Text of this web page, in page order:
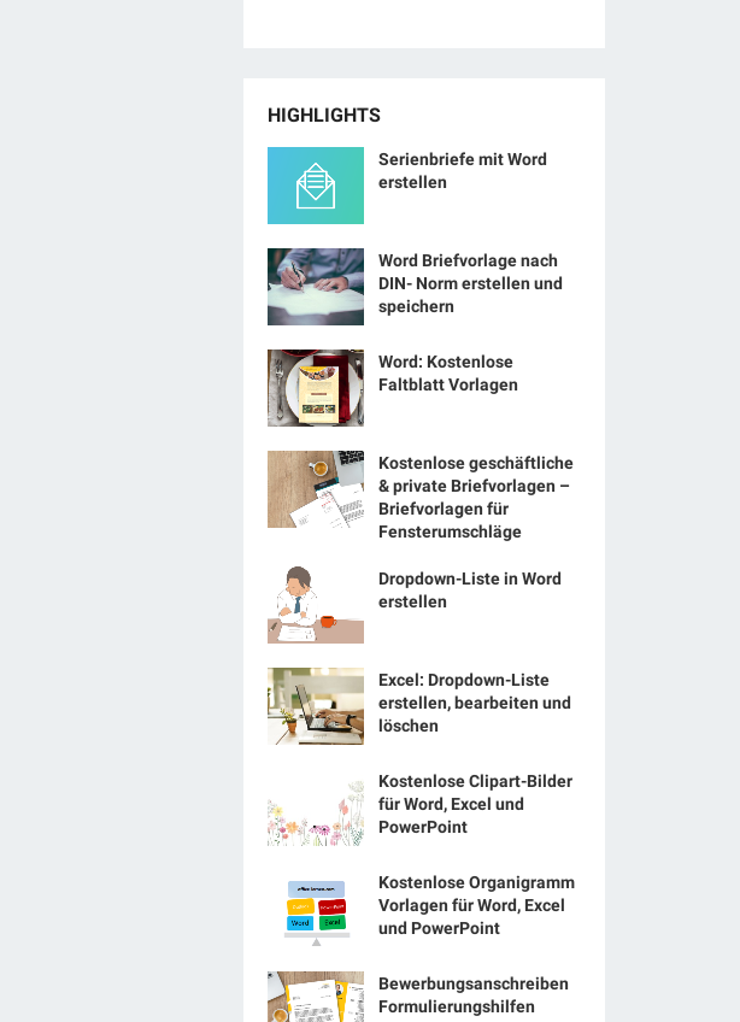
HIGHLIGHTS
Serienbriefe mit Word
erstellen
Word Briefvorlage nach
DIN- Norm erstellen und
speichern
Word: Kostenlose
Faltblatt Vorlagen
Kostenlose geschäftliche
& private Briefvorlagen –
Briefvorlagen für
Fensterumschläge
Dropdown-Liste in Word
erstellen
Excel: Dropdown-Liste
erstellen, bearbeiten und
löschen
Kostenlose Clipart-Bilder
für Word, Excel und
PowerPoint
Kostenlose Organigramm
Vorlagen für Word, Excel
und PowerPoint
Bewerbungsanschreiben
Formulierungshilfen